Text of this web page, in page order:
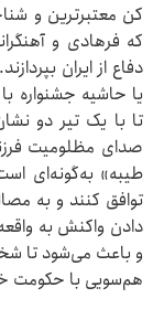
کن معتبرترین و
که فرهادی و
دفاع از ایران
یا حاشیه جشنواره
تا با یک تیر دو
صدای مظلومیت
طیبه» به‌گونه‌ای
توافق کنند و به
دادن واکنش به
و باعث می‌شود تا
هم‌سویی با حکومت